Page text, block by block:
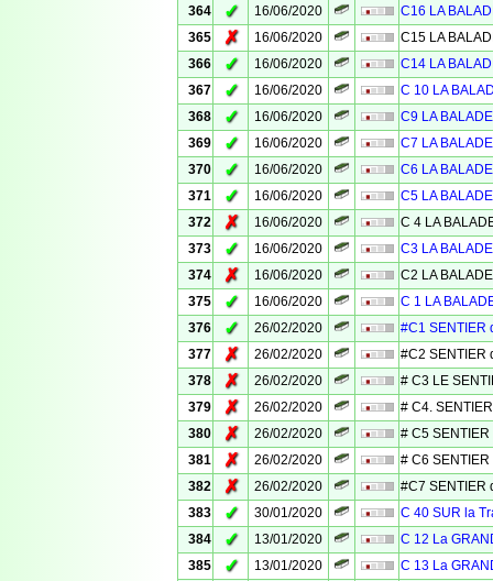
364
✓ 16/06/2020
C16 LA
365
✗ 16/06/2020
C15 LA
366
✓ 16/06/2020
C14 LA
367
✓ 16/06/2020
C 10 LA
368
✓ 16/06/2020
C9 LA
369
✓ 16/06/2020
C7 LA
370
✓ 16/06/2020
C6 LA
371
✓ 16/06/2020
C5 LA
372
✗ 16/06/2020
C 4 LA
373
✓ 16/06/2020
C3 LA
374
✗ 16/06/2020
C2 LA
375
✓ 16/06/2020
C 1 LA
376
✓ 26/02/2020
#C1 SENTIER
377
✗ 26/02/2020
#C2 SENTIER
378
✗ 26/02/2020
# C3 LE
379
✗ 26/02/2020
# C4.
380
✗ 26/02/2020
# C5
381
✗ 26/02/2020
# C6 SENTIER
382
✗ 26/02/2020
#C7 SENTIER
383
✓ 30/01/2020
C 40 SUR la
384
✓ 13/01/2020
C 12 La
385
✓ 13/01/2020
C 13 La